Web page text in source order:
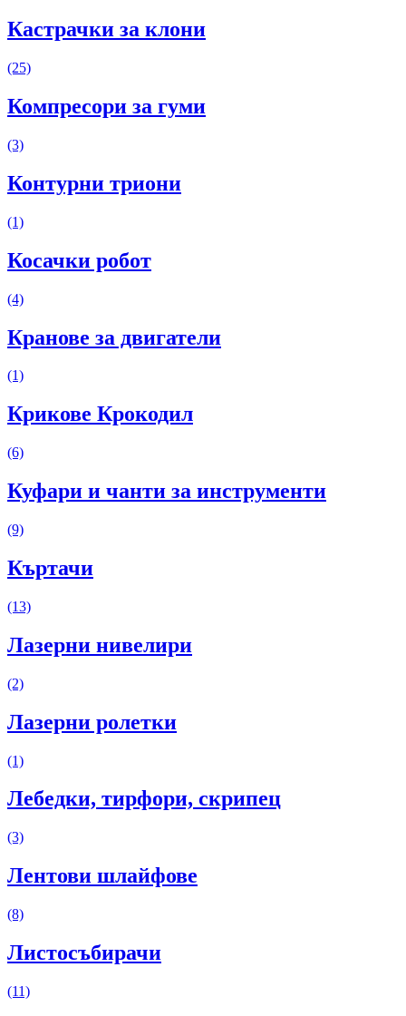
Кастрачки за клони
(25)
Компресори за гуми
(3)
Контурни триони
(1)
Косачки робот
(4)
Кранове за двигатели
(1)
Крикове Крокодил
(6)
Куфари и чанти за инструменти
(9)
Къртачи
(13)
Лазерни нивелири
(2)
Лазерни ролетки
(1)
Лебедки, тирфори, скрипец
(3)
Лентови шлайфове
(8)
Листосъбирачи
(11)